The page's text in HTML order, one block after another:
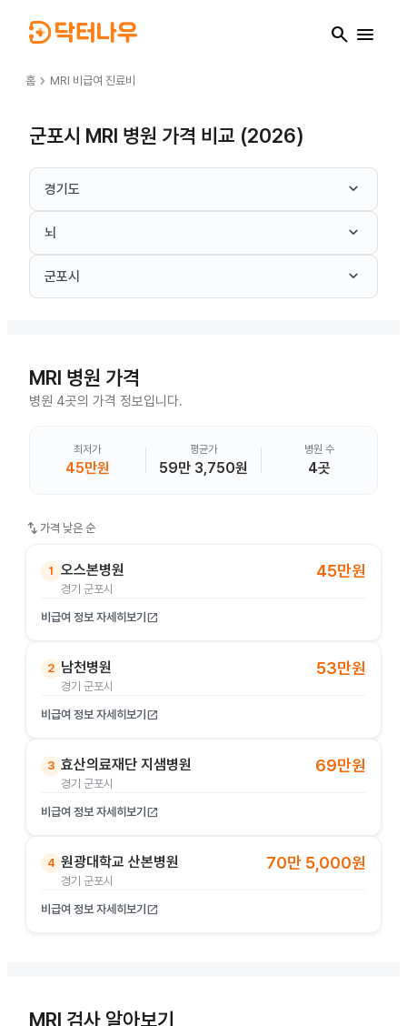
search menu
홈 chevron_right MRI 비급여 진료비
군포시 MRI 병원 가격 비교 (2026)
경기도 keyboard_arrow_down
뇌 keyboard_arrow_down
군포시 keyboard_arrow_down
MRI 병원 가격
병원 4곳의 가격 정보입니다.
최저가
45만원
평균가
59만 3,750원
병원 수
4곳
swap_vert 가격 낮은 순
1 오스본병원
경기 군포시
45만원
비급여 정보 자세히보기 open_in_new
2 남천병원
경기 군포시
53만원
비급여 정보 자세히보기 open_in_new
3 효산의료재단 지샘병원
경기 군포시
69만원
비급여 정보 자세히보기 open_in_new
4 원광대학교 산본병원
경기 군포시
70만 5,000원
비급여 정보 자세히보기 open_in_new
MRI 검사 알아보기